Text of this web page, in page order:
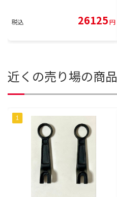
税込 26125円
近くの売り場の商品